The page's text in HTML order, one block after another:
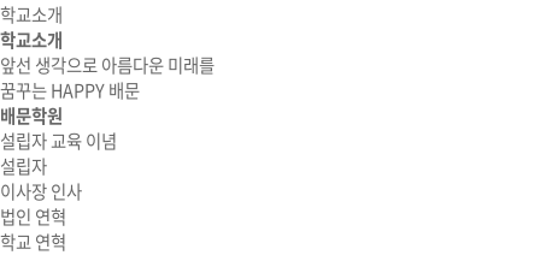
학교소개
학교소개
앞선 생각으로 아름다운 미래를
꿈꾸는 HAPPY 배문
배문학원
설립자 교육 이념
설립자
이사장 인사
법인 연혁
학교 연혁